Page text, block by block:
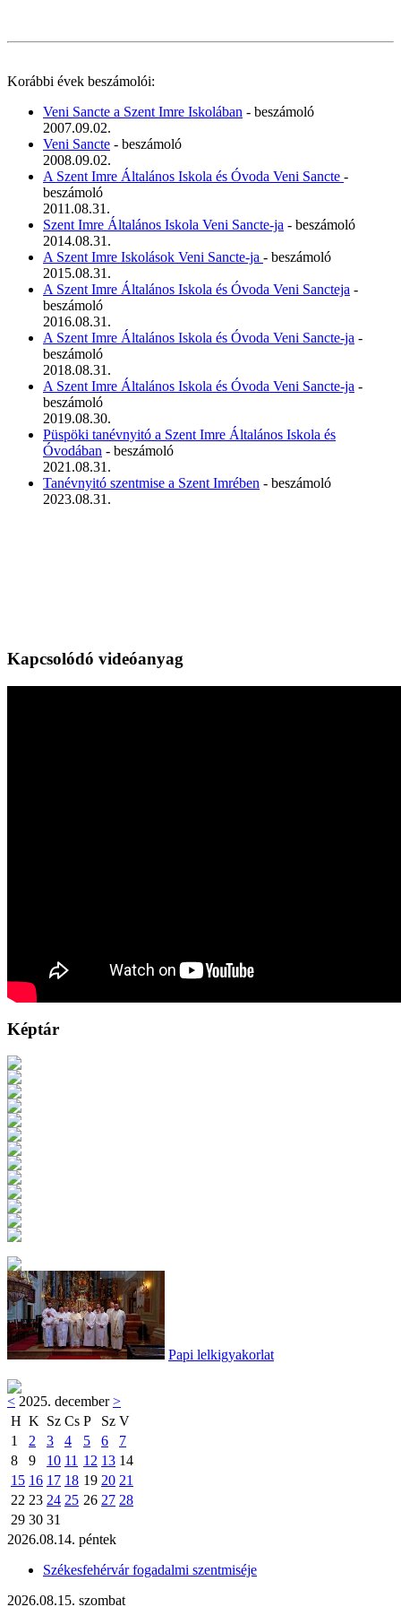
Korábbi évek beszámolói:
Veni Sancte a Szent Imre Iskolában - beszámoló
2007.09.02.
Veni Sancte - beszámoló
2008.09.02.
A Szent Imre Általános Iskola és Óvoda Veni Sancte -
beszámoló
2011.08.31.
Szent Imre Általános Iskola Veni Sancte-ja - beszámoló
2014.08.31.
A Szent Imre Iskolások Veni Sancte-ja - beszámoló
2015.08.31.
A Szent Imre Általános Iskola és Óvoda Veni Sancteja -
beszámoló
2016.08.31.
A Szent Imre Általános Iskola és Óvoda Veni Sancte-ja -
beszámoló
2018.08.31.
A Szent Imre Általános Iskola és Óvoda Veni Sancte-ja -
beszámoló
2019.08.30.
Püspöki tanévnyitó a Szent Imre Általános Iskola és
Óvodában - beszámoló
2021.08.31.
Tanévnyitó szentmise a Szent Imrében - beszámoló
2023.08.31.
Kapcsolódó videóanyag
Képtár
Papi lelkigyakorlat
< 2025. december>
H K Sz Cs P Sz V
1
2 3 4 5 6
7
8
9 10 11 12 13 14
15 16 17 18 19 20 21
22 23 24 25 26 27 28
29 30 31
2026.08.14. péntek
Székesfehérvár fogadalmi szentmiséje
2026.08.15. szombat